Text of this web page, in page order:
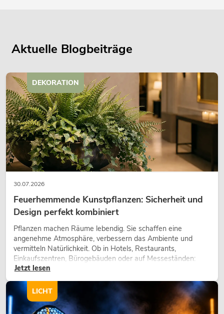
Aktuelle Blogbeiträge
30.07.2026
Feuerhemmende Kunstpflanzen: Sicherheit und
Design perfekt kombiniert
Pflanzen machen Räume lebendig. Sie schaffen eine
angenehme Atmosphäre, verbessern das Ambiente und
vermitteln Natürlichkeit. Ob in Hotels, Restaurants,
Einkaufszentren, Bürogebäuden oder auf Messeständen:
eine hochwertige Begrünung gehört heute längst zum
modernen Raumkonzept.
Jetzt lesen
DEKORATION
LICHT